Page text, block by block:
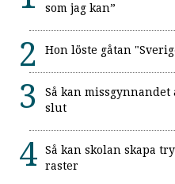
som jag kan”
Hon löste gåtan
Så kan
slut
Så kan skolan skapa
raster